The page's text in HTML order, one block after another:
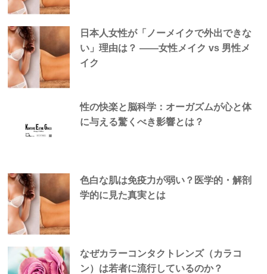
日本人女性が「ノーメイクで外出できな
い」理由は？ —―女性メイク vs 男性メ
イク
性の快楽と脳科学：オーガズムが心と体
に与える驚くべき影響とは？
色白な肌は免疫力が弱い？医学的・解剖
学的に見た真実とは
なぜカラーコンタクトレンズ（カラコ
ン）は若者に流行しているのか？